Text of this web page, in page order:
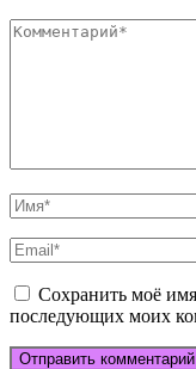
Сохранить моё
последующих моих